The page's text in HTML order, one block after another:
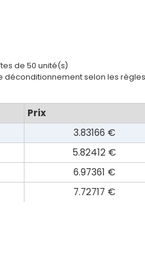
de 50 unité(s)
déconditionnement selon les règles
Prix
3.83166 €
5.82412 €
6.97361 €
7.72717 €